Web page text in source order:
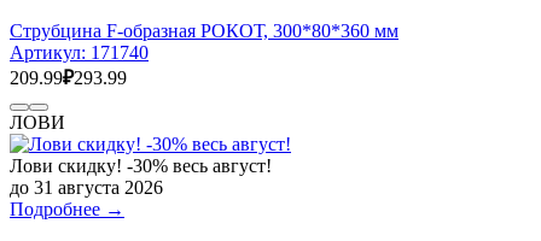
Струбцина F-образная РОКОТ, 300*80*360 мм
Артикул: 171740
209.99₽293.99
ЛОВИ
Лови скидку! -30% весь август!
до 31 августа 2026
Подробнее →